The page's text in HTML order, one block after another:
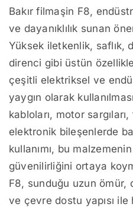
Bakır filmaşin F8,
ve dayanıklılık sunan
Yüksek iletkenlik, saflık,
direnci gibi üstün
çeşitli elektriksel ve
yaygın olarak
kabloları, motor
elektronik bileşenlerde
kullanımı, bu
güvenilirliğini ortaya
F8, sunduğu uzun ömür,
ve çevre dostu yapısı